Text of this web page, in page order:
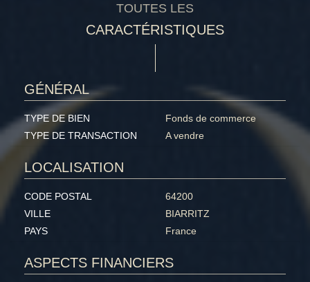
TOUTES LES
CARACTÉRISTIQUES
GÉNÉRAL
TYPE DE BIEN
Fonds de commerce
TYPE DE TRANSACTION
A vendre
LOCALISATION
CODE POSTAL
64200
VILLE
BIARRITZ
PAYS
France
ASPECTS FINANCIERS